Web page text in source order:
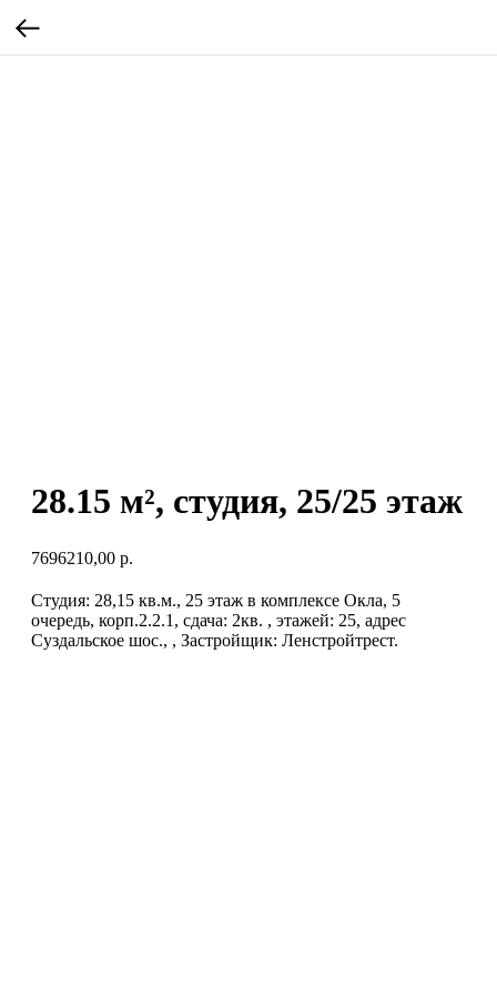
28.15 м², студия, 25/25 этаж
7696210,00 р.
Студия: 28,15 кв.м., 25 этаж в комплексе Окла, 5
очередь, корп.2.2.1, сдача: 2кв. , этажей: 25, адрес
Суздальское шос., , Застройщик: Ленстройтрест.